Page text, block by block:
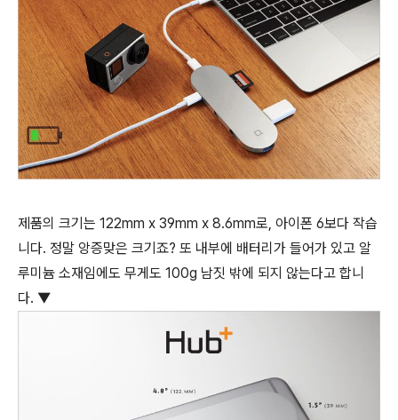
제품의 크기는 122mm x 39mm x 8.6mm로, 아이폰 6보다 작습
니다. 정말 앙증맞은 크기죠? 또 내부에 배터리가 들어가 있고 알
루미늄 소재임에도 무게도 100g 남짓 밖에 되지 않는다고 합니
다. ▼